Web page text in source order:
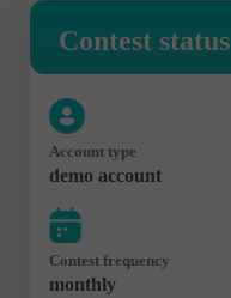
Contest status
Account type
demo account
Contest frequency
monthly